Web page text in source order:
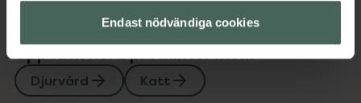
Endast nödvändiga cookies
Upptäck flera produkter inom
Djurvård Katt